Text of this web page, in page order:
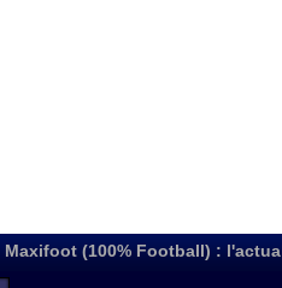
Maxifoot (100% Football) :